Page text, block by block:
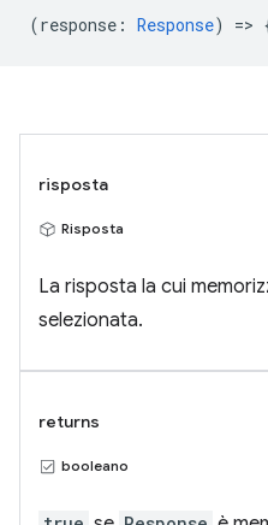
(response : Response) =>
risposta
Risposta
La risposta la cui
selezionata.
returns
booleano